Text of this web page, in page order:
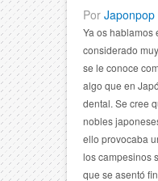
Por Japonpop
Ya os hablamos
considerado
se le conoce
algo que en
dental. Se cree
nobles
ello provocaba
los campesinos
que se asentó